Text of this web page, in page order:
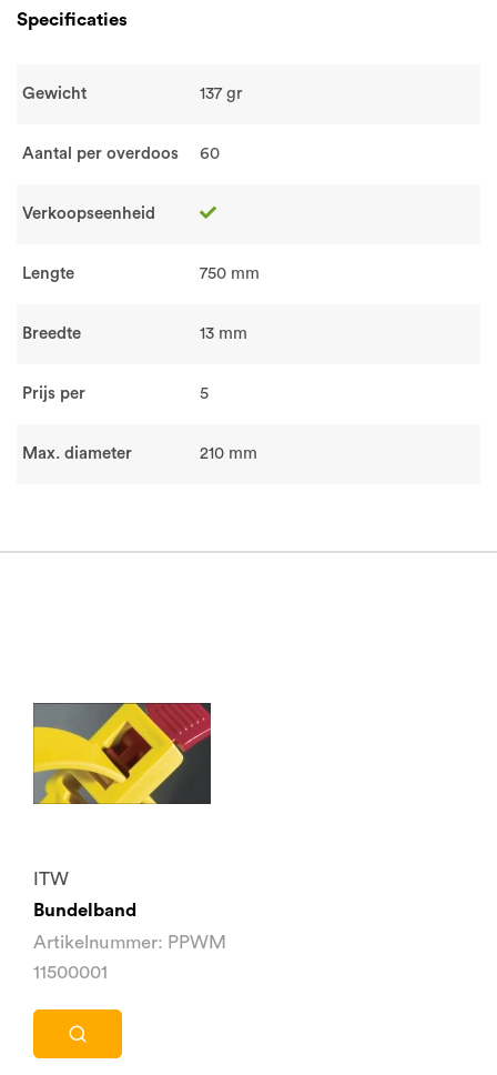
Specificaties
Gewicht 137 gr
Aantal per overdoos 60
Verkoopseenheid
Lengte 750 mm
Breedte 13 mm
Prijs per 5
Max. diameter 210 mm
ITW
Bundelband
Artikelnummer: PPWM
11500001